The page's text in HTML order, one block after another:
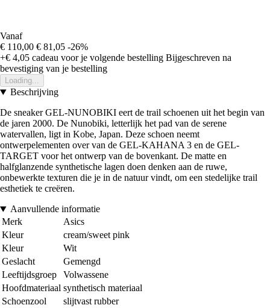
Vanaf
€ 110,00 € 81,05 -26%
+€ 4,05 cadeau voor je volgende bestelling Bijgeschreven na
bevestiging van je bestelling
Loading...
Beschrijving
De sneaker GEL-NUNOBIKI eert de trail schoenen uit het begin van
de jaren 2000. De Nunobiki, letterlijk het pad van de serene
watervallen, ligt in Kobe, Japan. Deze schoen neemt
ontwerpelementen over van de GEL-KAHANA 3 en de GEL-
TARGET voor het ontwerp van de bovenkant. De matte en
halfglanzende synthetische lagen doen denken aan de ruwe,
onbewerkte texturen die je in de natuur vindt, om een stedelijke trail
esthetiek te creëren.
Aanvullende informatie
Merk
Asics
Kleur
cream/sweet pink
Kleur
Wit
Geslacht
Gemengd
Leeftijdsgroep
Volwassene
Hoofdmateriaal synthetisch materiaal
Schoenzool
slijtvast rubber